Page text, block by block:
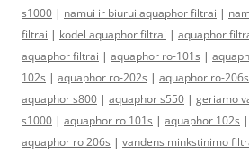
s1000 | namui ir biurui aquaphor filtrai |
filtrai | kodel aquaphor filtrai | aquaphor
aquaphor filtrai | aquaphor ro-101s |
102s | aquaphor ro-202s | aquaphor ro-206s
aquaphor s800 | aquaphor s550 | geriamo
s1000 | aquaphor ro 101s | aquaphor 102s |
aquaphor ro 206s | vandens minkstinimo